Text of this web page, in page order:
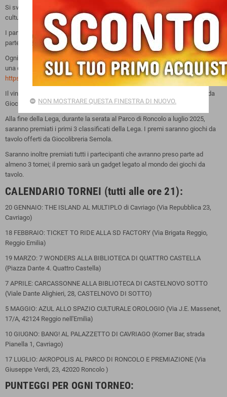
Si svolgerà da gennaio a luglio 2025 in 7 location legate al mondo della
cultura e del gioco, in provincia di Reggio Emilia.
I partecipanti potranno iscriversi ai singoli incontri anche se non hanno
partecipato a quelli precedenti.
Ogni incontro fornirà punti a tutti i partecipanti; i punti andranno a comporre
una classifica generale che sarà visibile sul sito
https://www.libreriasemola.it/legagdt2025
Il vincitore di ogni incontro riceverà in premio un gioco da tavolo offerto da
Giocolibreria Semola.
Alla fine della Lega, durante la serata al Parco di Roncolo a luglio 2025,
saranno premiati i primi 3 classificati della Lega. I premi saranno giochi da
tavolo offerti da Giocolibreria Semola.
Saranno inoltre premiati tutti i partecipanti che avranno preso parte ad
almeno 3 tornei; il premio sarà un gadget legato al mondo dei giochi da
tavolo.
CALENDARIO TORNEI (tutti alle ore 21):
20 GENNAIO: THE ISLAND AL MULTIPLO di Cavriago (Via Repubblica 23,
Cavriago)
18 FEBBRAIO: TICKET TO RIDE ALLA SD FACTORY (Via Brigata Reggio,
Reggio Emilia)
19 MARZO: 7 WONDERS ALLA BIBLIOTECA DI QUATTRO CASTELLA
(Piazza Dante 4. Quattro Castella)
7 APRILE: CARCASSONNE ALLA BIBLIOTECA DI CASTELNOVO SOTTO
(Viale Dante Alighieri, 28, CASTELNOVO DI SOTTO)
5 MAGGIO: AZUL ALLO SPAZIO CULTURALE OROLOGIO (Via J.E. Massenet,
17/A, 42124 Reggio nell'Emilia)
10 GIUGNO: BANG! AL PALAZZETTO DI CAVRIAGO (Korner Bar, strada
Pianella 1, Cavriago)
17 LUGLIO: AKROPOLIS AL PARCO DI RONCOLO E PREMIAZIONE (Via
Giuseppe Verdi, 23, 42020 Roncolo )
PUNTEGGI PER OGNI TORNEO:
NON MOSTRARE QUESTA FINESTRA DI NUOVO.